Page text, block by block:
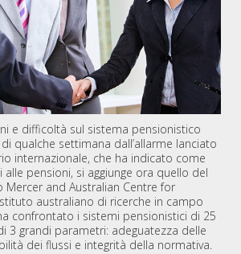
e difficoltà sul sistema pensionistico
qualche settimana dall’allarme lanciato
internazionale, che ha indicato come
alle pensioni, si aggiunge ora quello del
Mercer and Australian Centre for
australiano di ricerche in campo
ha confrontato i sistemi pensionistici di 25
3 grandi parametri: adeguatezza delle
dei flussi e integrità della normativa.